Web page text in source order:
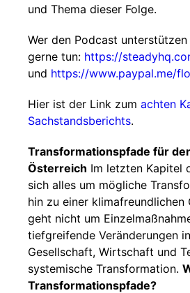
und Thema dieser Folge.
Wer den Podcast
gerne tun: https://
und https://www.paypal.me/
Hier ist der Link zum achten
Sachstandsberichts.
Transformationspfade für
Österreich Im letzten Kapitel
sich alles um mögliche
hin zu einer klimafreundlichen
geht nicht um
tiefgreifende Veränderungen
Gesellschaft, Wirtschaft und
systemische Transformation.
Transformationspfade?